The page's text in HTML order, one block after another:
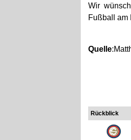
Wir
Fußball am
Quelle
Rückblick